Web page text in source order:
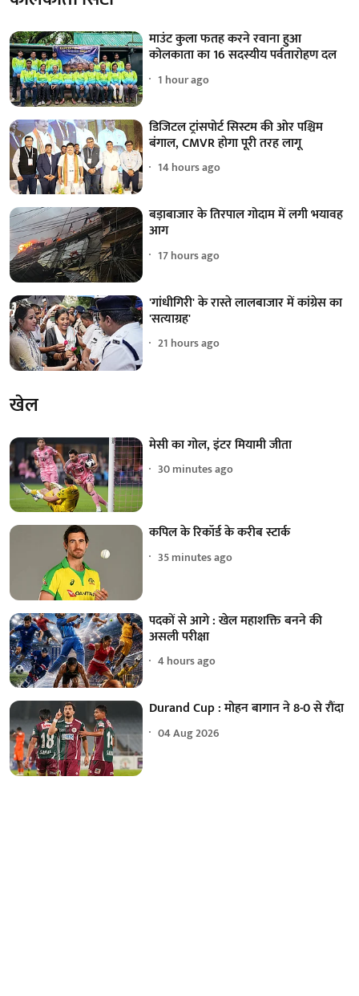
माउंट कुला फतह करने रवाना हुआ
कोलकाता का 16 सदस्यीय पर्वतारोहण दल
1 hour ago
डिजिटल ट्रांसपोर्ट सिस्टम की ओर पश्चिम
बंगाल, CMVR होगा पूरी तरह लागू
14 hours ago
बड़ाबाजार के तिरपाल गोदाम में लगी भयावह
आग
17 hours ago
'गांधीगिरी' के रास्ते लालबाजार में कांग्रेस का
'सत्याग्रह'
21 hours ago
खेल
मेसी का गोल, इंटर मियामी जीता
30 minutes ago
कपिल के रिकॉर्ड के करीब स्टार्क
35 minutes ago
पदकों से आगे : खेल महाशक्ति बनने की
असली परीक्षा
4 hours ago
Durand Cup : मोहन बागान ने 8-0 से रौंदा
04 Aug 2026